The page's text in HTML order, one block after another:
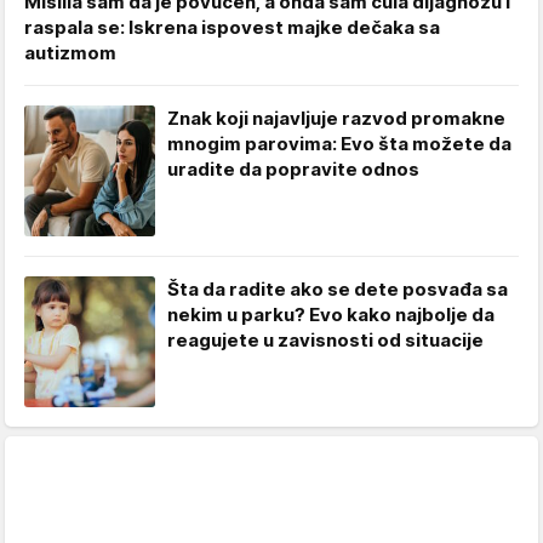
raspala se: Iskrena ispovest majke dečaka sa
autizmom
Znak koji najavljuje razvod promakne
mnogim parovima: Evo šta možete da
uradite da popravite odnos
Šta da radite ako se dete posvađa sa
nekim u parku? Evo kako najbolje da
reagujete u zavisnosti od situacije